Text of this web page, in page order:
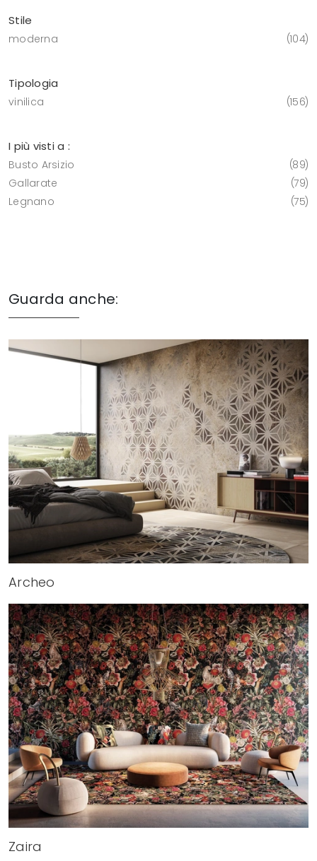
Stile
moderna 104
Tipologia
vinilica 156
I più visti a :
Busto Arsizio
89
Gallarate
79
Legnano
75
Guarda anche:
Archeo
Zaira